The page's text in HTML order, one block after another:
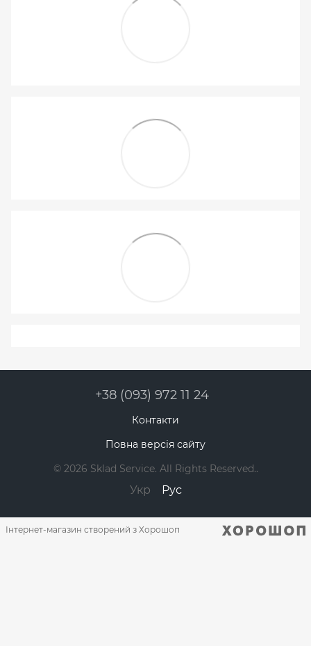
+38 (093) 972 11 24
Контакти
Повна версія сайту
© 2026 Sklad Service. All Rights Reserved..
Укр Рус
Інтернет-магазин створений з Хорошоп